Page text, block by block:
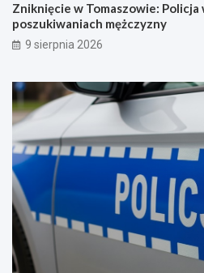
b
e
z
e
c
z
n
e
w
a
k
a
j
e
p
o
s
k
i
w
a
n
i
a
c
h
ę
ż
Zniknięcie w Tomaszowie: Policja
poszukiwaniach mężczyzny
9 sierpnia 2026